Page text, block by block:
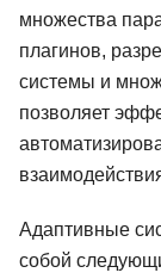
множества
плагинов,
системы и
позволяет
Адаптивные
собой